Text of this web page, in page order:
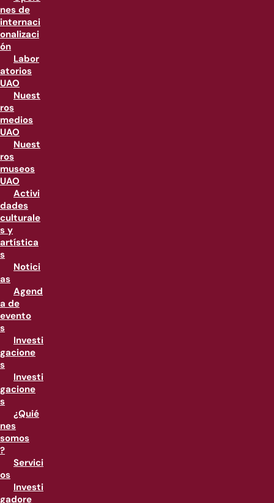
nes de
internaci
onalizaci
ón
Labor
atorios
UAO
Nuest
ros
medios
UAO
Nuest
ros
museos
UAO
Activi
dades
culturale
s y
artística
s
Notici
as
Agend
a de
evento
s
Investi
gacione
s
Investi
gacione
s
¿Quié
nes
somos
?
Servici
os
Investi
gadore